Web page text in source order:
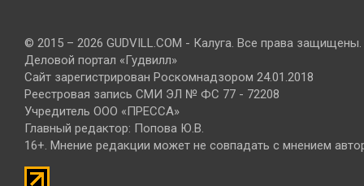
© 2015 – 2026 GUDVILL.COM - Калуга. Все права защищены.
Деловой портал «Гудвилл»
Сайт зарегистрирован Роскомнадзором 24.01.2018
Реестровая запись СМИ ЭЛ № ФС 77 - 72208
Учредитель ООО «ПРЕССА»
Главный редактор: Попова Ю.В.
16+. Мнение редакции может не совпадать с мнением